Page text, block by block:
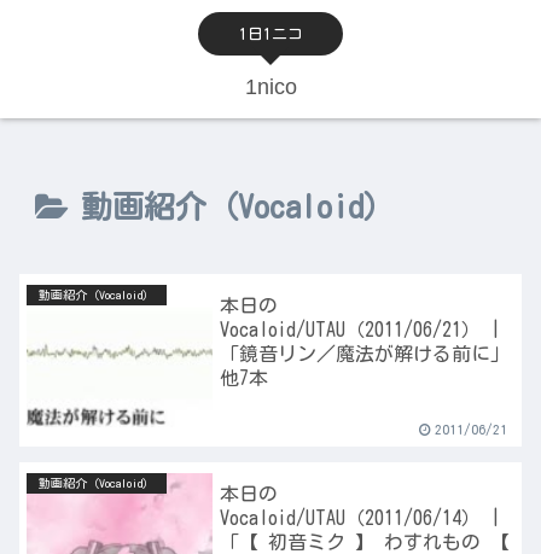
1日1ニコ
1nico
動画紹介（Vocaloid）
動画紹介（Vocaloid）
本日の
Vocaloid/UTAU（2011/06/21） |
「鏡音リン／魔法が解ける前に」
他7本
2011/06/21
動画紹介（Vocaloid）
本日の
Vocaloid/UTAU（2011/06/14） |
「【 初音ミク 】 わすれもの 【